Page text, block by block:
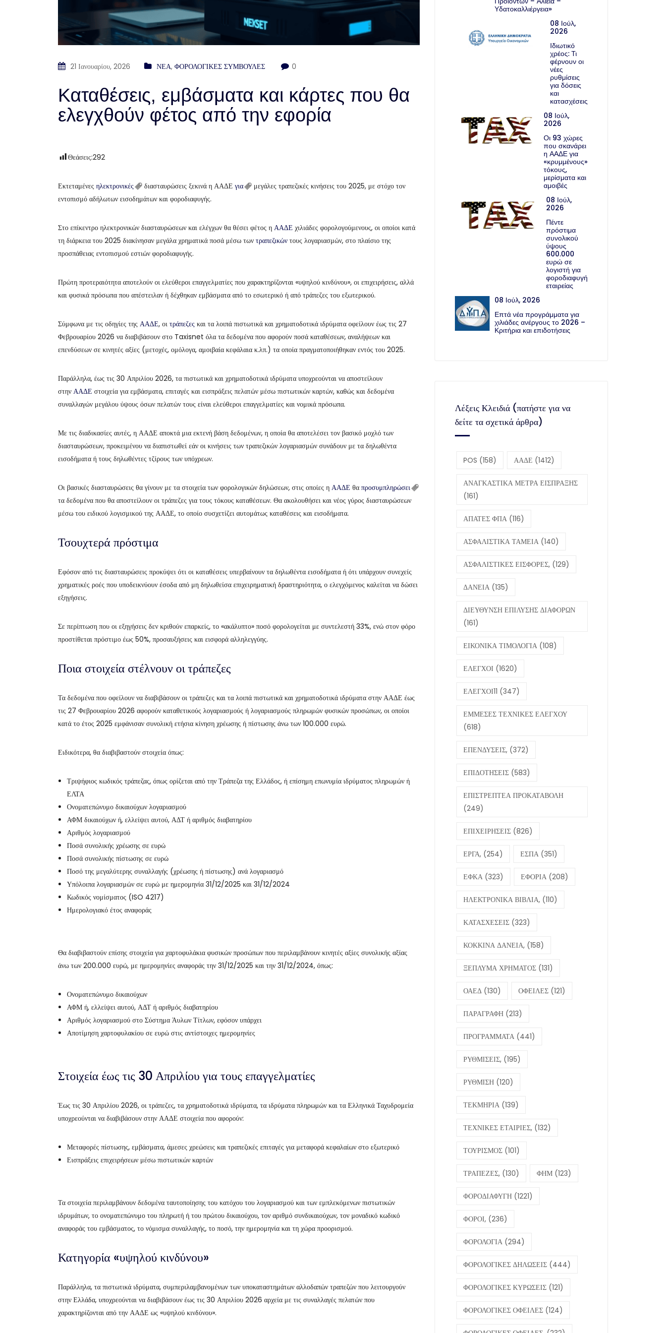
21 Ιανουαρίου, 2026 ΝΕΑ, ΦΟΡΟΛΟΓΙΚΕΣ ΣΥΜΒΟΥΛΕΣ 0
Kαταθέσεις, εμβάσματα και κάρτες που θα
ελεγχθούν φέτος από την εφορία
Θεάσεις:292
Εκτεταμένες ηλεκτρονικές διασταυρώσεις ξεκινά η ΑΑΔΕ για
μεγάλες τραπεζικές κινήσεις του 2025, με στόχο τον
εντοπισμό αδήλωτων εισοδημάτων και φοροδιαφυγής.
Στο επίκεντρο ηλεκτρονικών διασταυρώσεων και ελέγχων θα θέσει φέτος η ΑΑΔΕ χιλιάδες φορολογούμενους, οι οποίοι κατά
τη διάρκεια του 2025 διακίνησαν μεγάλα χρηματικά ποσά μέσω των τραπεζικών τους λογαριασμών, στο πλαίσιο της
προσπάθειας εντοπισμού εστιών φοροδιαφυγής.
Πρώτη προτεραιότητα αποτελούν οι ελεύθεροι επαγγελματίες που χαρακτηρίζονται «υψηλού κινδύνου», οι επιχειρήσεις, αλλά
και φυσικά πρόσωπα που απέστειλαν ή δέχθηκαν εμβάσματα από το εσωτερικό ή από τράπεζες του εξωτερικού.
Σύμφωνα με τις οδηγίες της ΑΑΔΕ, οι τράπεζες και τα λοιπά πιστωτικά και χρηματοδοτικά ιδρύματα οφείλουν έως τις 27
Φεβρουαρίου 2026 να διαβιβάσουν στο Taxisnet όλα τα δεδομένα που αφορούν ποσά καταθέσεων, αναλήψεων και
επενδύσεων σε κινητές αξίες (μετοχές, ομόλογα, αμοιβαία κεφάλαια κ.λπ.) τα οποία πραγματοποιήθηκαν εντός του 2025.
Παράλληλα, έως τις 30 Απριλίου 2026, τα πιστωτικά και χρηματοδοτικά ιδρύματα υποχρεούνται να αποστείλουν
στην ΑΑΔΕ στοιχεία για εμβάσματα, επιταγές και εισπράξεις πελατών μέσω πιστωτικών καρτών, καθώς και δεδομένα
συναλλαγών μεγάλου ύψους όσων πελατών τους είναι ελεύθεροι επαγγελματίες και νομικά πρόσωπα.
Με τις διαδικασίες αυτές, η ΑΑΔΕ αποκτά μια εκτενή βάση δεδομένων, η οποία θα αποτελέσει τον βασικό μοχλό των
διασταυρώσεων, προκειμένου να διαπιστωθεί εάν οι κινήσεις των τραπεζικών λογαριασμών συνάδουν με τα δηλωθέντα
εισοδήματα ή τους δηλωθέντες τζίρους των υπόχρεων.
Οι βασικές διασταυρώσεις θα γίνουν με τα στοιχεία των φορολογικών δηλώσεων, στις οποίες η ΑΑΔΕ θα προσυμπληρώσει
τα δεδομένα που θα αποστείλουν οι τράπεζες για τους τόκους καταθέσεων. Θα ακολουθήσει και νέος γύρος διασταυρώσεων
μέσω του ειδικού λογισμικού της ΑΑΔΕ, το οποίο συσχετίζει αυτομάτως καταθέσεις και εισοδήματα.
Τσουχτερά πρόστιμα
Εφόσον από τις διασταυρώσεις προκύψει ότι οι καταθέσεις υπερβαίνουν τα δηλωθέντα εισοδήματα ή ότι υπάρχουν συνεχείς
χρηματικές ροές που υποδεικνύουν έσοδα από μη δηλωθείσα επιχειρηματική δραστηριότητα, ο ελεγχόμενος καλείται να δώσει
εξηγήσεις.
Σε περίπτωση που οι εξηγήσεις δεν κριθούν επαρκείς, το «ακάλυπτο» ποσό φορολογείται με συντελεστή 33%, ενώ στον φόρο
προστίθεται πρόστιμο έως 50%, προσαυξήσεις και εισφορά αλληλεγγύης.
Ποια στοιχεία στέλνουν οι τράπεζες
Τα δεδομένα που οφείλουν να διαβιβάσουν οι τράπεζες και τα λοιπά πιστωτικά και χρηματοδοτικά ιδρύματα στην ΑΑΔΕ έως
τις 27 Φεβρουαρίου 2026 αφορούν καταθετικούς λογαριασμούς ή λογαριασμούς πληρωμών φυσικών προσώπων, οι οποίοι
κατά το έτος 2025 εμφάνισαν συνολική ετήσια κίνηση χρέωσης ή πίστωσης άνω των 100.000 ευρώ.
Ειδικότερα, θα διαβιβαστούν στοιχεία όπως:
Τριψήφιος κωδικός τράπεζας, όπως ορίζεται από την Τράπεζα της Ελλάδος, ή επίσημη επωνυμία ιδρύματος πληρωμών ή
ΕΛΤΑ
Ονοματεπώνυμο δικαιούχων λογαριασμού
ΑΦΜ δικαιούχων ή, ελλείψει αυτού, ΑΔΤ ή αριθμός διαβατηρίου
Αριθμός λογαριασμού
Ποσά συνολικής χρέωσης σε ευρώ
Ποσά συνολικής πίστωσης σε ευρώ
Ποσό της μεγαλύτερης συναλλαγής (χρέωσης ή πίστωσης) ανά λογαριασμό
Υπόλοιπα λογαριασμών σε ευρώ με ημερομηνία 31/12/2025 και 31/12/2024
Κωδικός νομίσματος (ISO 4217)
Ημερολογιακό έτος αναφοράς
Θα διαβιβαστούν επίσης στοιχεία για χαρτοφυλάκια φυσικών προσώπων που περιλαμβάνουν κινητές αξίες συνολικής αξίας
άνω των 200.000 ευρώ, με ημερομηνίες αναφοράς την 31/12/2025 και την 31/12/2024, όπως:
Ονοματεπώνυμο δικαιούχων
ΑΦΜ ή, ελλείψει αυτού, ΑΔΤ ή αριθμός διαβατηρίου
Αριθμός λογαριασμού στο Σύστημα Άυλων Τίτλων, εφόσον υπάρχει
Αποτίμηση χαρτοφυλακίου σε ευρώ στις αντίστοιχες ημερομηνίες
Στοιχεία έως τις 30 Απριλίου για τους επαγγελματίες
Έως τις 30 Απριλίου 2026, οι τράπεζες, τα χρηματοδοτικά ιδρύματα, τα ιδρύματα πληρωμών και τα Ελληνικά Ταχυδρομεία
υποχρεούνται να διαβιβάσουν στην ΑΑΔΕ στοιχεία που αφορούν:
Μεταφορές πίστωσης, εμβάσματα, άμεσες χρεώσεις και τραπεζικές επιταγές για μεταφορά κεφαλαίων στο εξωτερικό
Εισπράξεις επιχειρήσεων μέσω πιστωτικών καρτών
Τα στοιχεία περιλαμβάνουν δεδομένα ταυτοποίησης του κατόχου του λογαριασμού και των εμπλεκόμενων πιστωτικών
ιδρυμάτων, το ονοματεπώνυμο του πληρωτή ή του πρώτου δικαιούχου, τον αριθμό συνδικαιούχων, τον μοναδικό κωδικό
αναφοράς του εμβάσματος, το νόμισμα συναλλαγής, το ποσό, την ημερομηνία και τη χώρα προορισμού.
Κατηγορία «υψηλού κινδύνου»
Παράλληλα, τα πιστωτικά ιδρύματα, συμπεριλαμβανομένων των υποκαταστημάτων αλλοδαπών τραπεζών που λειτουργούν
στην Ελλάδα, υποχρεούνται να διαβιβάσουν έως τις 30 Απριλίου 2026 αρχεία με τις συναλλαγές πελατών που
χαρακτηρίζονται από την ΑΑΔΕ ως «υψηλού κινδύνου».
Υδατοκαλλιέργεια»
08 Ιούλ,
2026
Ιδιωτικό
χρέος: Τι
φέρνουν οι
νέες
ρυθμίσεις
για δόσεις
και
κατασχέσεις
08 Ιούλ,
2026
Οι 93 χώρες
που σκανάρει
η ΑΑΔΕ για
«κρυμμένους»
τόκους,
μερίσματα και
αμοιβές
08 Ιούλ,
2026
Πέντε
πρόστιμα
συνολικού
ύψους
600.000
ευρώ σε
λογιστή για
φοροδιαφυγή
εταιρείας
08 Ιούλ, 2026
Επτά νέα προγράμματα για
χιλιάδες ανέργους το 2026 –
Κριτήρια και επιδοτήσεις
Λέξεις Κλειδιά (πατήστε για να
δείτε τα σχετικά άρθρα)
POS (158) ΑΑΔΕ (1412)
ΑΝΑΓΚΑΣΤΙΚΑ ΜΕΤΡΑ ΕΙΣΠΡΑΞΗΣ
(161)
ΑΠΑΤΕΣ ΦΠΑ (116)
ΑΣΦΑΛΙΣΤΙΚΑ ΤΑΜΕΙΑ (140)
ΑΣΦΑΛΙΣΤΙΚΕΣ ΕΙΣΦΟΡΕΣ, (129)
ΔΑΝΕΙΑ (135)
ΔΙΕΥΘΥΝΣΗ ΕΠΙΛΥΣΗΣ ΔΙΑΦΟΡΩΝ
(161)
ΕΙΚΟΝΙΚΑ ΤΙΜΟΛΟΓΙΑ (108)
ΕΛΕΓΧΟΙ (1620)
ΕΛΕΓΧΟΙ11 (347)
ΕΜΜΕΣΕΣ ΤΕΧΝΙΚΕΣ ΕΛΕΓΧΟΥ
(618)
ΕΠΕΝΔΥΣΕΙΣ, (372)
ΕΠΙΔΟΤΗΣΕΙΣ (583)
ΕΠΙΣΤΡΕΠΤΕΑ ΠΡΟΚΑΤΑΒΟΛΗ
(249)
ΕΠΙΧΕΙΡΗΣΕΙΣ (826)
ΕΡΓΑ, (254) ΕΣΠΑ (351)
ΕΦΚΑ (323) ΕΦΟΡΙΑ (208)
ΗΛΕΚΤΡΟΝΙΚΑ ΒΙΒΛΙΑ, (110)
ΚΑΤΑΣΧΕΣΕΙΣ (323)
ΚΟΚΚΙΝΑ ΔΑΝΕΙΑ, (158)
ΞΕΠΛΥΜΑ ΧΡΗΜΑΤΟΣ (131)
ΟΑΕΔ (130) ΟΦΕΙΛΕΣ (121)
ΠΑΡΑΓΡΑΦΗ (213)
ΠΡΟΓΡΑΜΜΑΤΑ (441)
ΡΥΘΜΙΣΕΙΣ, (195)
ΡΥΘΜΙΣΗ (120)
ΤΕΚΜΗΡΙΑ (139)
ΤΕΧΝΙΚΕΣ ΕΤΑΙΡΙΕΣ, (132)
ΤΟΥΡΙΣΜΟΣ (101)
ΤΡΑΠΕΖΕΣ, (130) ΦΗΜ (123)
ΦΟΡΟΔΙΑΦΥΓΗ (1221)
ΦΟΡΟΙ, (236)
ΦΟΡΟΛΟΓΙΑ (294)
ΦΟΡΟΛΟΓΙΚΕΣ ΔΗΛΩΣΕΙΣ (444)
ΦΟΡΟΛΟΓΙΚΕΣ ΚΥΡΩΣΕΙΣ (121)
ΦΟΡΟΛΟΓΙΚΕΣ ΟΦΕΙΛΕΣ (124)